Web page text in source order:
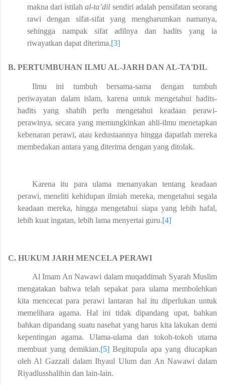
makna dari istilahal-ta’dil sendiri adalah pensifatan seorang
rawi dengan sifat-sifat yang mengharumkan namanya,
sehingga nampak sifat adilnya dan hadits yang ia
riwayatkan dapat diterima.[3]
B. PERTUMBUHAN ILMU AL-JARH DAN AL-TA'DIL
Ilmu ini tumbuh bersama-sama dengan tumbuh
periwayatan dalam islam, karena untuk mengetahui hadits-
hadits yang shahih perlu mengetahui keadaan perawi-
perawinya, secara yang memungkinkan ahli-ilmu menetapkan
kebenaran perawi, atau kedustaannya hingga dapatlah mereka
membedakan antara yang diterima dengan yang ditolak.
Karena itu para ulama menanyakan tentang keadaan
perawi, meneliti kehidupan ilmiah mereka, mengetahui segala
keadaan mereka, hingga mengetahui siapa yang lebih hafal,
lebih kuat ingatan, lebih lama menyertai guru.[4]
C. HUKUM JARH MENCELA PERAWI
Al Imam An Nawawi dalam muqaddimah Syarah Muslim
mengatakan bahwa telah sepakat para ulama membolehkan
kita mencecat para perawi lantaran hal itu diperlukan untuk
memelihara agama. Hal ini tidak dipandang upat, bahkan
bahkan dipandang suatu nasehat yang harus kita lakukan demi
kepentingan agama. Ulama-ulama dan tokoh-tokoh utama
membuat yang demikian.[5]Begitupula apa yang diucapkan
oleh Al Gazzali dalam Ihyaul Ulum dan An Nawawi dalam
Riyadlusshalihin dan lain-lain.